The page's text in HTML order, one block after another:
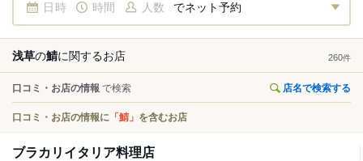
日時 時間 人数 でネット予約
浅草の鯖に関するお店 260件
口コミ・お店の情報 で検索 店名で検索する
口コミ・お店の情報に 「鯖」 を含むお店
ブラカリイタリア料理店